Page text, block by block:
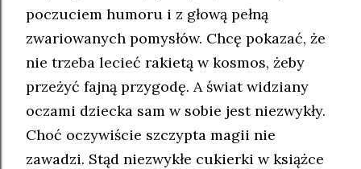
poczuciem humoru i z głową pełną
zwariowanych pomysłów. Chcę pokazać, że
nie trzeba lecieć rakietą w kosmos, żeby
przeżyć fajną przygodę. A świat widziany
oczami dziecka sam w sobie jest niezwykły.
Choć oczywiście szczypta magii nie
zawadzi. Stąd niezwykłe cukierki w książce